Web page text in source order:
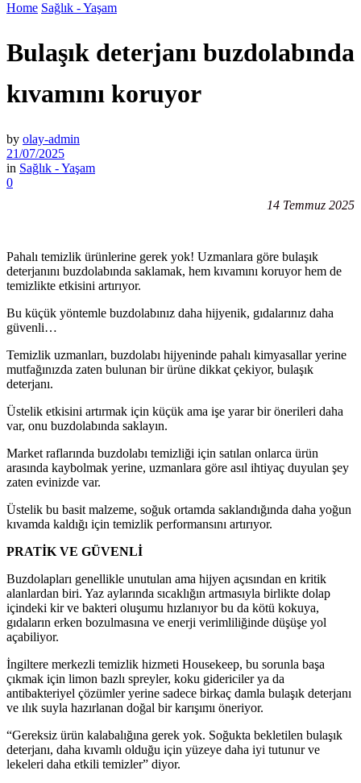
Home Sağlık - Yaşam
Bulaşık deterjanı buzdolabında
kıvamını koruyor
by olay-admin
21/07/2025
in Sağlık - Yaşam
0
14 Temmuz 2025
Pahalı temizlik ürünlerine gerek yok! Uzmanlara göre bulaşık
deterjanını buzdolabında saklamak, hem kıvamını koruyor hem de
temizlikte etkisini artırıyor.
Bu küçük yöntemle buzdolabınız daha hijyenik, gıdalarınız daha
güvenli…
Temizlik uzmanları, buzdolabı hijyeninde pahalı kimyasallar yerine
mutfağınızda zaten bulunan bir ürüne dikkat çekiyor, bulaşık
deterjanı.
Üstelik etkisini artırmak için küçük ama işe yarar bir önerileri daha
var, onu buzdolabında saklayın.
Market raflarında buzdolabı temizliği için satılan onlarca ürün
arasında kaybolmak yerine, uzmanlara göre asıl ihtiyaç duyulan şey
zaten evinizde var.
Üstelik bu basit malzeme, soğuk ortamda saklandığında daha yoğun
kıvamda kaldığı için temizlik performansını artırıyor.
PRATİK VE GÜVENLİ
Buzdolapları genellikle unutulan ama hijyen açısından en kritik
alanlardan biri. Yaz aylarında sıcaklığın artmasıyla birlikte dolap
içindeki kir ve bakteri oluşumu hızlanıyor bu da kötü kokuya,
gıdaların erken bozulmasına ve enerji verimliliğinde düşüşe yol
açabiliyor.
İngiltere merkezli temizlik hizmeti Housekeep, bu sorunla başa
çıkmak için limon bazlı spreyler, koku gidericiler ya da
antibakteriyel çözümler yerine sadece birkaç damla bulaşık deterjanı
ve ılık suyla hazırlanan doğal bir karışımı öneriyor.
“Gereksiz ürün kalabalığına gerek yok. Soğukta bekletilen bulaşık
deterjanı, daha kıvamlı olduğu için yüzeye daha iyi tutunur ve
lekeleri daha etkili temizler” diyor.